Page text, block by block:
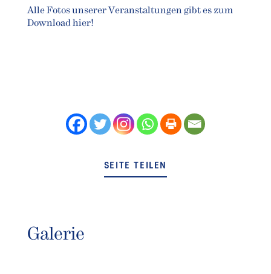
Alle Fotos unserer Veranstaltungen gibt es zum
Download hier!
SEITE TEILEN
Galerie